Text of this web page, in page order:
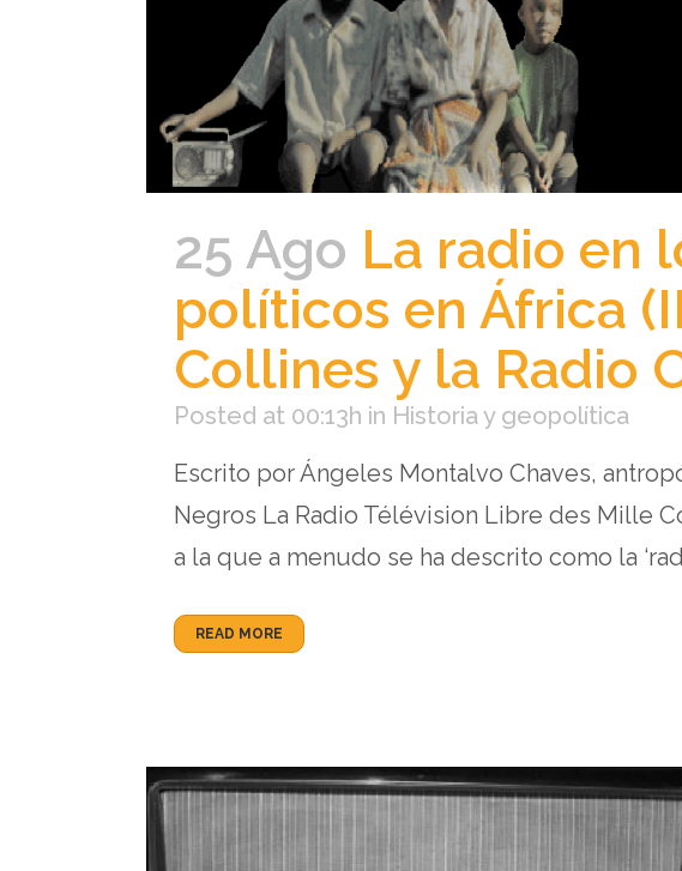
25 Ago La radio en
políticos en África
Collines y la Radio
Posted at 00:13h in Historia y geopolítica
Escrito por Ángeles Montalvo Chaves,
Negros La Radio Télévision Libre des Mille
a la que a menudo se ha descrito como la
READ MORE